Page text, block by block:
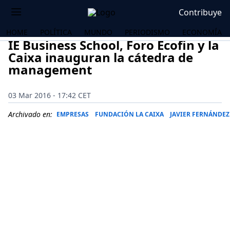
Contribuye
HOME POLÍTICA MUNDO PERIODISMO ECONOMÍA
IE Business School, Foro Ecofin y la
Caixa inauguran la cátedra de
management
03 Mar 2016 - 17:42 CET
Archivado en: EMPRESAS FUNDACIÓN LA CAIXA JAVIER